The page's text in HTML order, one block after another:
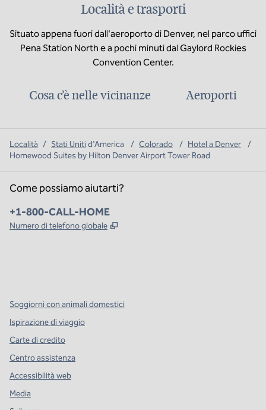
Località e trasporti
Situato appena fuori dall'aeroporto di Denver, nel parco uffici
Pena Station North e a pochi minuti dal Gaylord Rockies
Convention Center.
Cosa c’è nelle vicinanze Aeroporti
Località / Stati Uniti d'America / Colorado / Hotel a Denver
/
Homewood Suites by Hilton Denver Airport Tower Road
Come possiamo aiutarti?
Telefono:
+1-800-CALL-HOME
Numero di telefono globale ,
Soggiorni con animali domestici
Ispirazione di viaggio
Carte di credito
Centro assistenza
Accessibilità web
Media